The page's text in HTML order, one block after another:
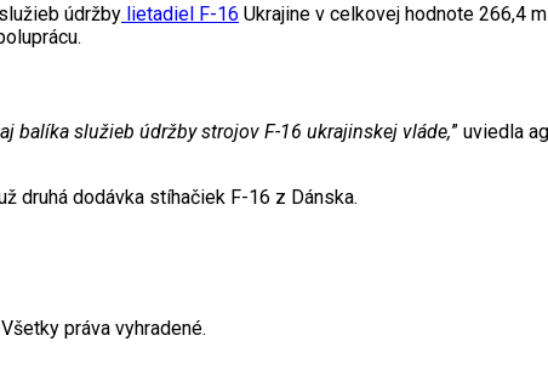
údržby lietadiel F-16 Ukrajine v celkovej hodnote 266,4
balíka služieb údržby strojov F-16 ukrajinskej vláde,” uviedla
druhá dodávka stíhačiek F-16 z Dánska.
práva vyhradené.